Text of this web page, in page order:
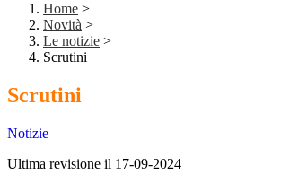
Home >
Novità >
Le notizie >
Scrutini
Scrutini
Notizie
Ultima revisione il 17-09-2024